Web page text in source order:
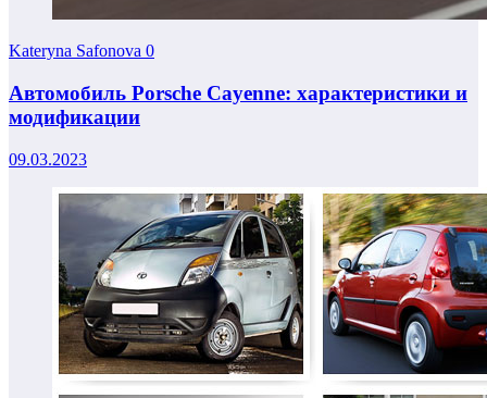
Kateryna Safonova 0
Автомобиль Porsche Cayenne: характеристики и
модификации
09.03.2023